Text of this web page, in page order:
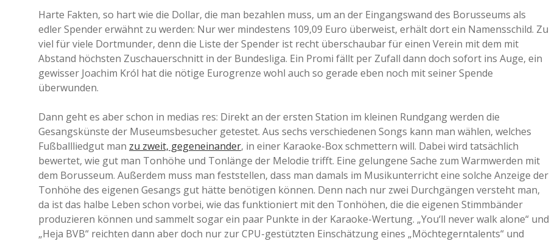
a
a
d
e
Harte Fakten, so hart wie die Dollar, die man bezahlen muss, um an der Eingangswand des Borusseums als
edler Spender erwähnt zu werden: Nur wer mindestens 109,09 Euro überweist, erhält dort ein Namensschild. Zu
viel für viele Dortmunder, denn die Liste der Spender ist recht überschaubar für einen Verein mit dem mit
Abstand höchsten Zuschauerschnitt in der Bundesliga. Ein Promi fällt per Zufall dann doch sofort ins Auge, ein
gewisser Joachim Król hat die nötige Eurogrenze wohl auch so gerade eben noch mit seiner Spende
überwunden.
Dann geht es aber schon in medias res: Direkt an der ersten Station im kleinen Rundgang werden die
Gesangskünste der Museumsbesucher getestet. Aus sechs verschiedenen Songs kann man wählen, welches
Fußballliedgut man zu zweit, gegeneinander, in einer Karaoke-Box schmettern will. Dabei wird tatsächlich
bewertet, wie gut man Tonhöhe und Tonlänge der Melodie trifft. Eine gelungene Sache zum Warmwerden mit
dem Borusseum. Außerdem muss man feststellen, dass man damals im Musikunterricht eine solche Anzeige der
Tonhöhe des eigenen Gesangs gut hätte benötigen können. Denn nach nur zwei Durchgängen versteht man,
da ist das halbe Leben schon vorbei, wie das funktioniert mit den Tonhöhen, die die eigenen Stimmbänder
produzieren können und sammelt sogar ein paar Punkte in der Karaoke-Wertung. „You‘ll never walk alone“ und
„Heja BVB“ reichten dann aber doch nur zur CPU-gestützten Einschätzung eines „Möchtegerntalents“ und